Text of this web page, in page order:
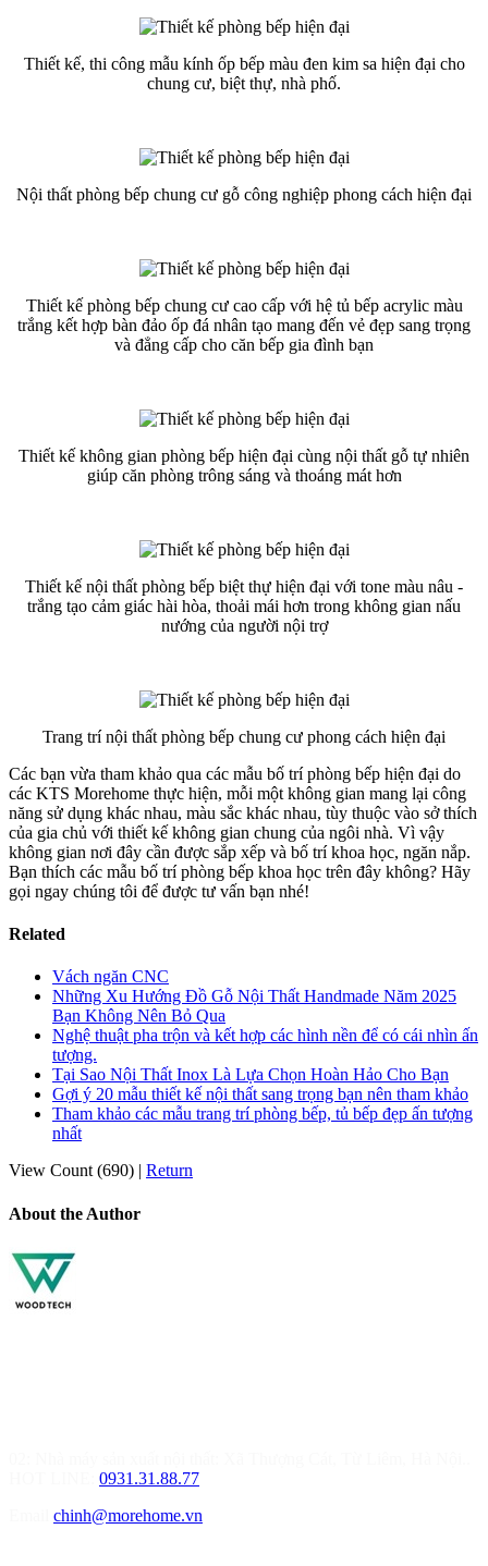
Thiết kế, thi công mẫu kính ốp bếp màu đen kim sa hiện đại cho
chung cư, biệt thự, nhà phố.
Nội thất phòng bếp chung cư gỗ công nghiệp phong cách hiện đại
Thiết kế phòng bếp chung cư cao cấp với hệ tủ bếp acrylic màu
trắng kết hợp bàn đảo ốp đá nhân tạo mang đến vẻ đẹp sang trọng
và đẳng cấp cho căn bếp gia đình bạn
Thiết kế không gian phòng bếp hiện đại cùng nội thất gỗ tự nhiên
giúp căn phòng trông sáng và thoáng mát hơn
Thiết kế nội thất phòng bếp biệt thự hiện đại với tone màu nâu -
trắng tạo cảm giác hài hòa, thoải mái hơn trong không gian nấu
nướng của người nội trợ
Trang trí nội thất phòng bếp chung cư phong cách hiện đại
Các bạn vừa tham khảo qua các mẫu bố trí phòng bếp hiện đại do
các KTS Morehome thực hiện, mỗi một không gian mang lại công
năng sử dụng khác nhau, màu sắc khác nhau, tùy thuộc vào sở thích
của gia chủ với thiết kế không gian chung của ngôi nhà. Vì vậy
không gian nơi đây cần được sắp xếp và bố trí khoa học, ngăn nắp.
Bạn thích các mẫu bố trí phòng bếp khoa học trên đây không? Hãy
gọi ngay chúng tôi để được tư vấn bạn nhé!
Related
Vách ngăn CNC
Những Xu Hướng Đồ Gỗ Nội Thất Handmade Năm 2025
Bạn Không Nên Bỏ Qua
Nghệ thuật pha trộn và kết hợp các hình nền để có cái nhìn ấn
tượng.
Tại Sao Nội Thất Inox Là Lựa Chọn Hoàn Hảo Cho Bạn
Gợi ý 20 mẫu thiết kế nội thất sang trọng bạn nên tham khảo
Tham khảo các mẫu trang trí phòng bếp, tủ bếp đẹp ấn tượng
nhất
View Count (690) | Return
About the Author
0931.31.88.77
chinh@morehome.vn